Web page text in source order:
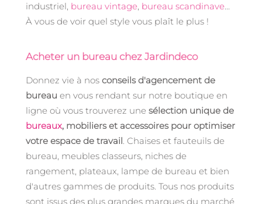
industriel, bureau vintage, bureau scandinave...
À vous de voir quel style vous plaît le plus !
Acheter un bureau chez Jardindeco
Donnez vie à nos conseils d'agencement de
bureau en vous rendant sur notre boutique en
ligne où vous trouverez une sélection unique de
bureaux, mobiliers et accessoires pour optimiser
votre espace de travail. Chaises et fauteuils de
bureau, meubles classeurs, niches de
rangement, plateaux, lampe de bureau et bien
d'autres gammes de produits. Tous nos produits
sont issus des plus grandes marques du marché